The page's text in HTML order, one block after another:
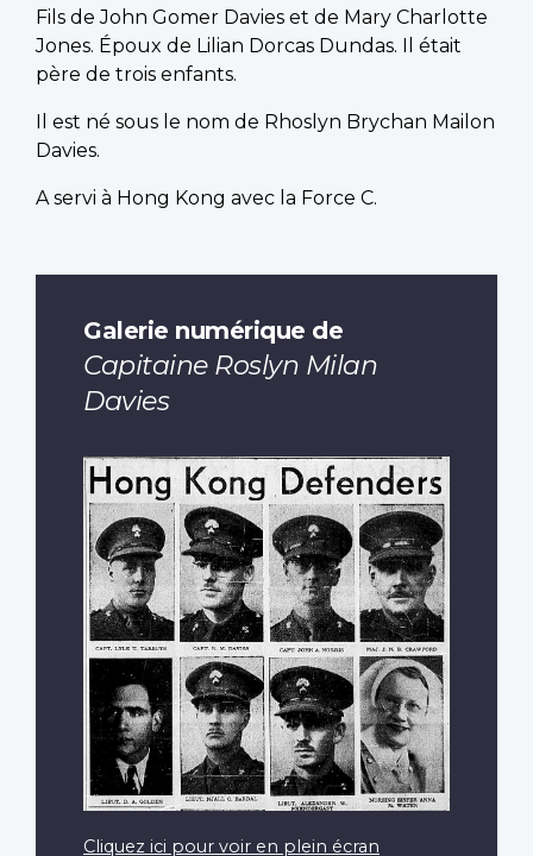
Fils de John Gomer Davies et de Mary Charlotte
Jones. Époux de Lilian Dorcas Dundas. Il était
père de trois enfants.
Il est né sous le nom de Rhoslyn Brychan Mailon
Davies.
A servi à Hong Kong avec la Force C.
Galerie numérique de
Capitaine Roslyn Milan
Davies
Cliquez ici pour voir en plein écran